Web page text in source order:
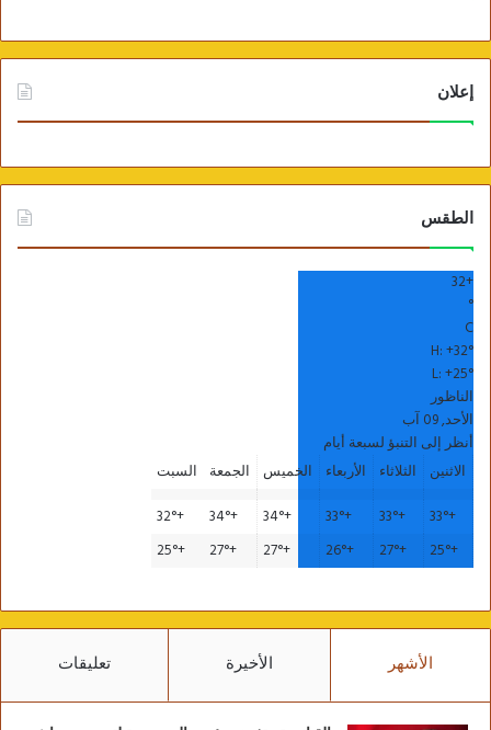
إعلان
الطقس
+
32
°
C
H:+32°
L:+25°
الناظور
الأحد, 09 آب
أنظر إلى التنبؤ لسبعة أيام
الاثنين
الثلاثاء الأربعاء الخميس الجمعة
السبت
+
33°
+
33°
+
33°
+
34°
+
34°
+
32°
+
25°
+
27°
+
26°
+
27°
+
27°
+
25°
الأشهر الأخيرة تعليقات